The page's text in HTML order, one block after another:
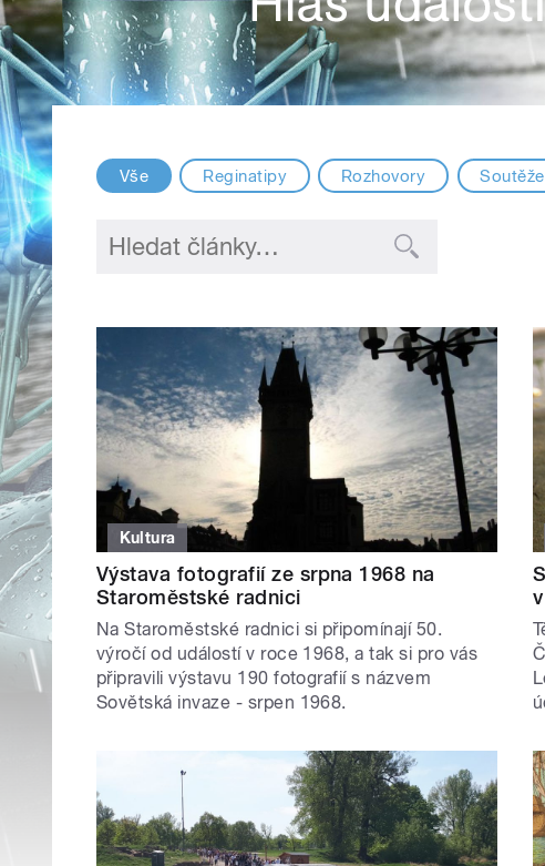
Vše Reginatipy Rozhovory Soutěže
Kultura
Výstava fotografií ze srpna 1968 na
Staroměstské radnici
Na Staroměstské radnici si připomínají 50.
výročí od událostí v roce 1968, a tak si pro vás
připravili výstavu 190 fotografií s názvem
Sovětská invaze - srpen 1968.